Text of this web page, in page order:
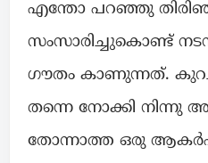
എന്തോ പറഞ്ഞു
സംസാരിച്ചുകൊണ്ട്
ഗൗതം കാണുന്നത്.
തന്നെ നോക്കി
തോന്നാത്ത ഒരു